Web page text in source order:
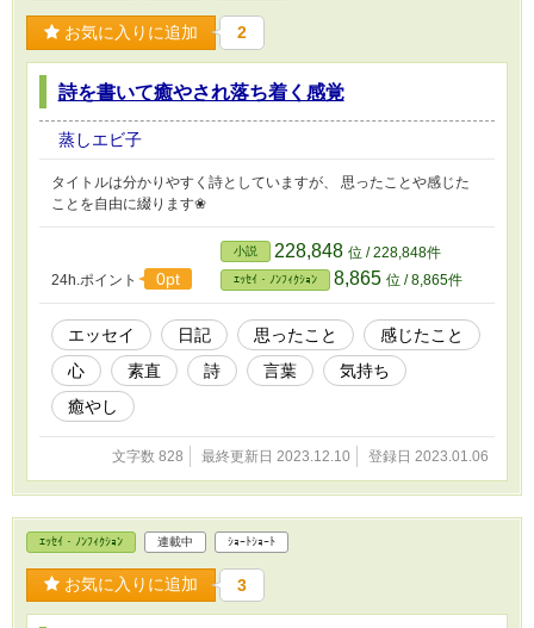
お気に入りに追加 2
詩を書いて癒やされ落ち着く感覚
蒸しエビ子
タイトルは分かりやすく詩としていますが、 思ったことや感じた
ことを自由に綴ります❀
24h.ポイント 0pt
小説 228,848 位 / 228,848件
ｴｯｾｲ・ﾉﾝﾌｨｸｼｮﾝ 8,865 位 / 8,865件
エッセイ 日記 思ったこと
感じたこと
心
素直 詩 言葉
気持ち
癒やし
文字数 828 最終更新日 2023.12.10 登録日 2023.01.06
ｴｯｾｲ・ﾉﾝﾌｨｸｼｮﾝ 連載中 ｼｮｰﾄｼｮｰﾄ
お気に入りに追加 3